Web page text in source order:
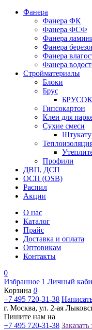
Фанера
Фанера ФК
Фанера ФСФ
Фанера
Фанера
Фанера
Фанера
Стройматериалы
Блоки
Брус
БРУСОК
Гипсокартон
Клеи для
Сухие смеси
Профили
ДВП, ДСП
ОСП (OSB)
Распил
Акции
О нас
Каталог
Прайс
Доставка и оплата
Оптовикам
Контакты
0
Избранное 1 Личный
Корзина 0
+7 495 720-31-38
г. Москва, ул. 2-ая
Пишите нам на
+7 495 720-31-38